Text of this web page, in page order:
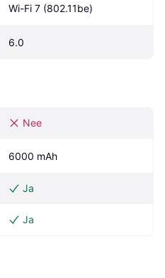
Wi-Fi 7 (802.11be)
6.0
Nee
6000 mAh
Ja
Ja